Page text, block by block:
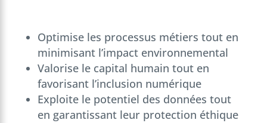
Optimise les processus métiers tout en
minimisant l’impact environnemental
Valorise le capital humain tout en
favorisant l’inclusion numérique
Exploite le potentiel des données tout
en garantissant leur protection éthique